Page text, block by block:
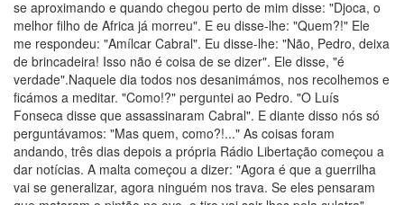
se aproximando e quando chegou perto de mim disse: "Djoca, o
melhor filho de Africa já morreu". E eu disse-lhe: "Quem?!" Ele
me respondeu: "Amílcar Cabral". Eu disse-lhe: "Não, Pedro, deixa
de brincadeira! Isso não é coisa de se dizer". Ele disse, "é
verdade".Naquele dia todos nos desanimámos, nos recolhemos e
ficámos a meditar. "Como!?" perguntei ao Pedro. "O Luís
Fonseca disse que assassinaram Cabral". E diante disso nós só
perguntávamos: "Mas quem, como?!..." As coisas foram
andando, três dias depois a própria Rádio Libertação começou a
dar notícias. A malta começou a dizer: "Agora é que a guerrilha
vai se generalizar, agora ninguém nos trava. Se eles pensaram